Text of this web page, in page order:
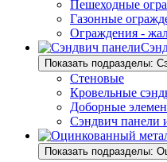
Пешеходные
Газонные
Ограждения -
Показать подразделы:
Стеновые
Кровельные
Доборные
Сэндвич панели
Показать подразделы: